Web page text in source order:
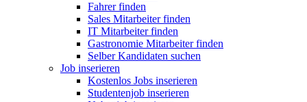
Fahrer finden
Sales Mitarbeiter finden
IT Mitarbeiter finden
Gastronomie Mitarbeiter finden
Selber Kandidaten suchen
Job inserieren
Kostenlos Jobs inserieren
Studentenjob inserieren